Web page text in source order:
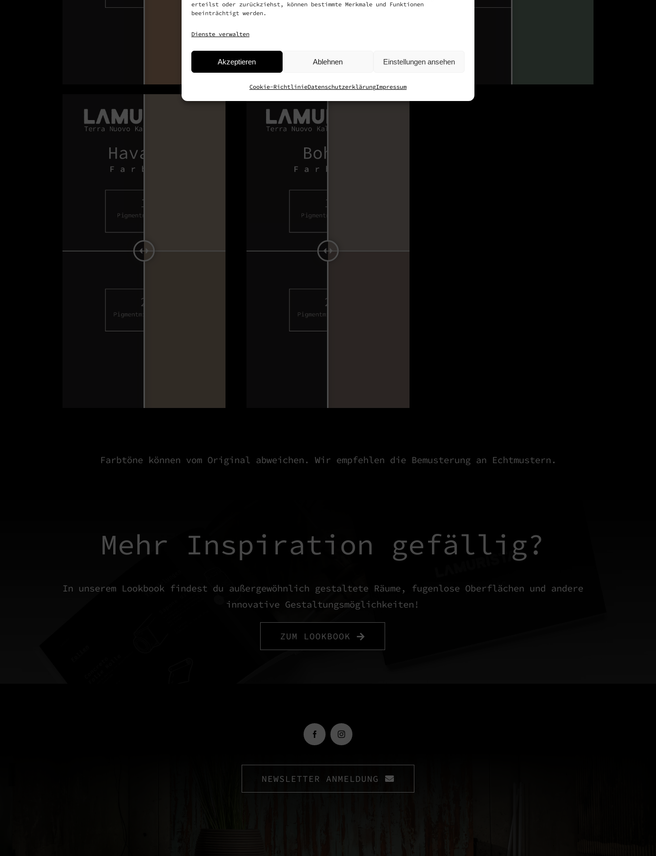
erteilst oder zurückziehst, können bestimmte Merkmale und Funktionen
beeinträchtigt werden.
Dienste verwalten
Akzeptieren Ablehnen Einstellungen ansehen
Cookie-RichtlinieDatenschutzerklärungImpressum
Farbtöne können vom Original abweichen. Wir empfehlen die Bemusterung an Echtmustern.
Mehr Inspiration gefällig?
In unserem Lookbook findest du außergewöhnlich gestaltete Räume, fugenlose Oberflächen und andere
innovative Gestaltungsmöglichkeiten!
ZUM LOOKBOOK
NEWSLETTER ANMELDUNG